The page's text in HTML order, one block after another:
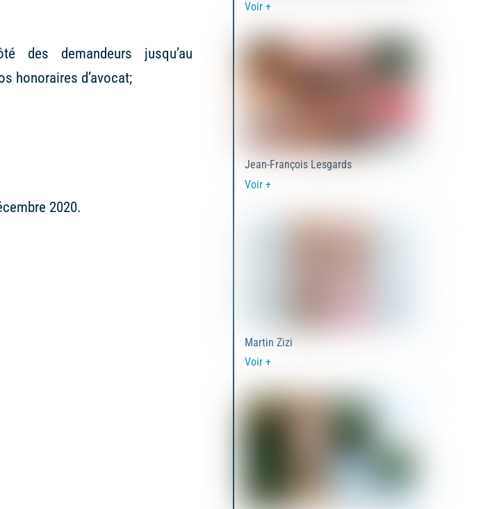
des demandeurs jusqu’au
honoraires d’avocat;
2020.
Voir +
Jean-François Lesgards
Voir +
Martin Zizi
Voir +